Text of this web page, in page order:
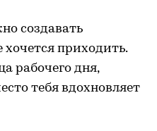
создавать
хочется приходить.
рабочего дня,
тебя вдохновляет